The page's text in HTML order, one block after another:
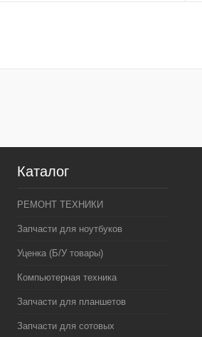
Каталог
РЕМОНТ ТЕХНИКИ
Запчасти для ноутбуков
Уценка (Б/У товары)
Компьютерная техника
Запчасти для планшетов
Запчасти для сотовых